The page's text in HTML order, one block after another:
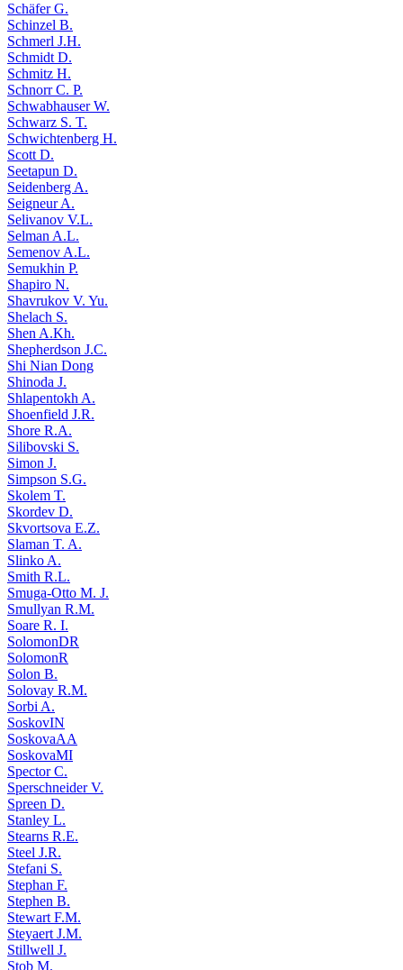
Schäfer G.
Schinzel B.
Schmerl J.H.
Schmidt D.
Schmitz H.
Schnorr C. P.
Schwabhauser W.
Schwarz S. T.
Schwichtenberg H.
Scott D.
Seetapun D.
Seidenberg A.
Seigneur A.
Selivanov V.L.
Selman A.L.
Semenov A.L.
Semukhin P.
Shapiro N.
Shavrukov V. Yu.
Shelach S.
Shen A.Kh.
Shepherdson J.C.
Shi Nian Dong
Shinoda J.
Shlapentokh A.
Shoenfield J.R.
Shore R.A.
Silibovski S.
Simon J.
Simpson S.G.
Skolem T.
Skordev D.
Skvortsova E.Z.
Slaman T. A.
Slinko A.
Smith R.L.
Smuga-Otto M. J.
Smullyan R.M.
Soare R. I.
SolomonDR
SolomonR
Solon B.
Solovay R.M.
Sorbi A.
SoskovIN
SoskovaAA
SoskovaMI
Spector C.
Sperschneider V.
Spreen D.
Stanley L.
Stearns R.E.
Steel J.R.
Stefani S.
Stephan F.
Stephen B.
Stewart F.M.
Steyaert J.M.
Stillwell J.
Stob M.